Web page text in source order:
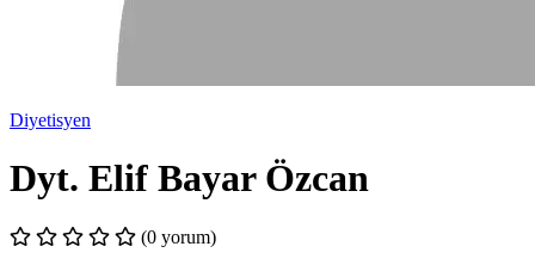
Diyetisyen
Dyt. Elif Bayar Özcan
(0 yorum)